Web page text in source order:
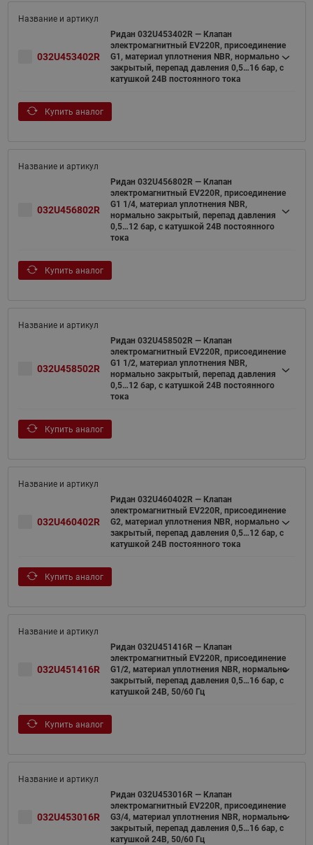
032U453402R
Ридан 032U453402R — Клапан
электромагнитный EV220R, присоединение
G1, материал уплотнения NBR, нормально
закрытый, перепад давления 0,5…16 бар, с
катушкой 24В постоянного тока
Купить аналог
032U456802R
Ридан 032U456802R — Клапан
электромагнитный EV220R, присоединение
G1 1/4, материал уплотнения NBR,
нормально закрытый, перепад давления
0,5…12 бар, с катушкой 24В постоянного
тока
Купить аналог
032U458502R
Ридан 032U458502R — Клапан
электромагнитный EV220R, присоединение
G1 1/2, материал уплотнения NBR,
нормально закрытый, перепад давления
0,5…12 бар, с катушкой 24В постоянного
тока
Купить аналог
032U460402R
Ридан 032U460402R — Клапан
электромагнитный EV220R, присоединение
G2, материал уплотнения NBR, нормально
закрытый, перепад давления 0,5…12 бар, с
катушкой 24В постоянного тока
Купить аналог
032U451416R
Ридан 032U451416R — Клапан
электромагнитный EV220R, присоединение
G1/2, материал уплотнения NBR, нормально
закрытый, перепад давления 0,5…16 бар, с
катушкой 24В, 50/60 Гц
Купить аналог
032U453016R
Ридан 032U453016R — Клапан
электромагнитный EV220R, присоединение
G3/4, материал уплотнения NBR, нормально
закрытый, перепад давления 0,5…16 бар, с
катушкой 24В, 50/60 Гц